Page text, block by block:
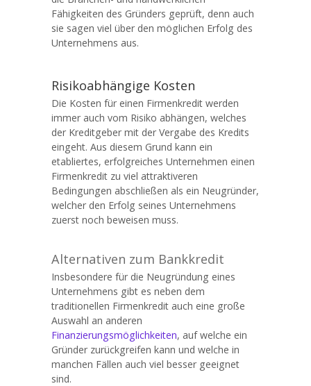
Fähigkeiten des Gründers geprüft, denn auch
sie sagen viel über den möglichen Erfolg des
Unternehmens aus.
Risikoabhängige Kosten
Die Kosten für einen Firmenkredit werden
immer auch vom Risiko abhängen, welches
der Kreditgeber mit der Vergabe des Kredits
eingeht. Aus diesem Grund kann ein
etabliertes, erfolgreiches Unternehmen einen
Firmenkredit zu viel attraktiveren
Bedingungen abschließen als ein Neugründer,
welcher den Erfolg seines Unternehmens
zuerst noch beweisen muss.
Alternativen zum Bankkredit
Insbesondere für die Neugründung eines
Unternehmens gibt es neben dem
traditionellen Firmenkredit auch eine große
Auswahl an anderen
Finanzierungsmöglichkeiten, auf welche ein
Gründer zurückgreifen kann und welche in
manchen Fällen auch viel besser geeignet
sind.